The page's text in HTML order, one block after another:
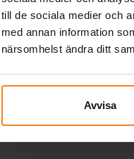
till de sociala medier och
med annan information
närsomhelst ändra ditt
Avvisa